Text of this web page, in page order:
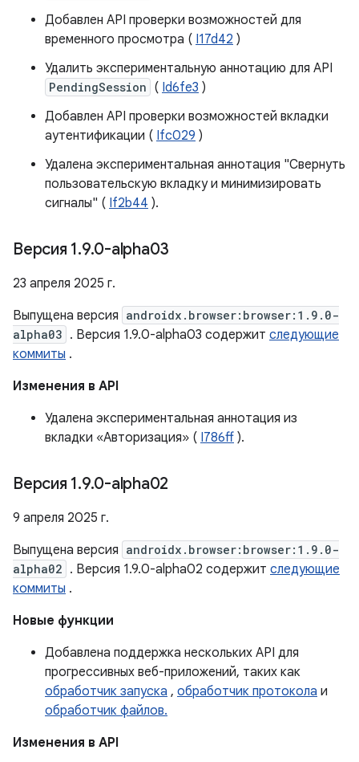
Добавлен API проверки возможностей для
временного просмотра ( I17d42 )
Удалить экспериментальную аннотацию для API
PendingSession ( Id6fe3 )
Добавлен API проверки возможностей вкладки
аутентификации ( Ifc029 )
Удалена экспериментальная аннотация "Свернуть
пользовательскую вкладку и минимизировать
сигналы" ( If2b44 ).
Версия 1.9.0-alpha03
23 апреля 2025 г.
Выпущена версия androidx.browser:browser:1.9.0-
alpha03 . Версия 1.9.0-alpha03 содержит следующие
коммиты .
Изменения в API
Удалена экспериментальная аннотация из
вкладки «Авторизация» ( I786ff ).
Версия 1.9.0-alpha02
9 апреля 2025 г.
Выпущена версия androidx.browser:browser:1.9.0-
alpha02 . Версия 1.9.0-alpha02 содержит следующие
коммиты .
Новые функции
Добавлена ​​поддержка нескольких API для
прогрессивных веб-приложений, таких как
обработчик запуска , обработчик протокола и
обработчик файлов.
Изменения в API